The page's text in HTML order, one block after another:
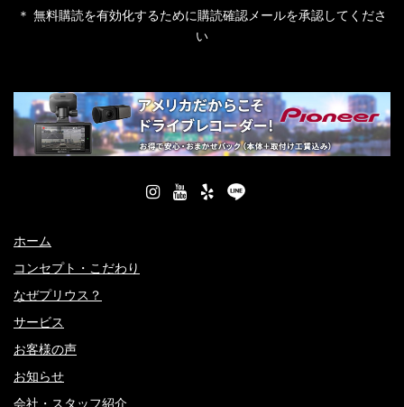
＊ 無料購読を有効化するために購読確認メールを承認してくださ
い
ホーム
コンセプト・こだわり
なぜプリウス？
サービス
お客様の声
お知らせ
会社・スタッフ紹介